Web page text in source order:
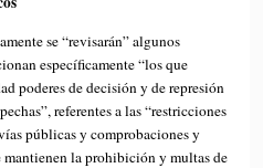
se “revisarán” algunos
específicamente “los que
poderes de decisión y de represión
referentes a las “restricciones
públicas y comprobaciones y
mantienen la prohibición y multas de